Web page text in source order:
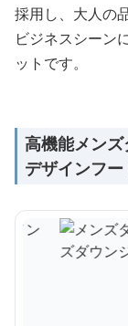
採用し、大人の
ビジネスシーン
ットです。
高機能メン
デザインフー